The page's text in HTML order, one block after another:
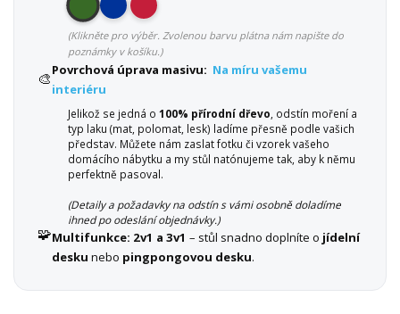
(Klikněte pro výběr. Zvolenou barvu plátna nám napište do
poznámky v košíku.)
🎨Povrchová úprava masivu: Na míru vašemu
interiéru
Jelikož se jedná o 100% přírodní dřevo , odstín moření a
typ laku (mat, polomat, lesk) ladíme přesně podle vašich
představ. Můžete nám zaslat fotku či vzorek vašeho
domácího nábytku a my stůl natónujeme tak, aby k němu
perfektně pasoval.
(Detaily a požadavky na odstín s vámi osobně doladíme
ihned po odeslání objednávky.)
🧩Multifunkce: 2v1 a 3v1 – stůl snadno doplníte o jídelní
desku nebo pingpongovou desku.